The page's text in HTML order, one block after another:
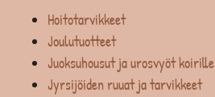
Hoitotarvikkeet
Joulutuotteet
Juoksuhousut ja urosvyöt koirille
Jyrsijöiden ruuat ja tarvikkeet